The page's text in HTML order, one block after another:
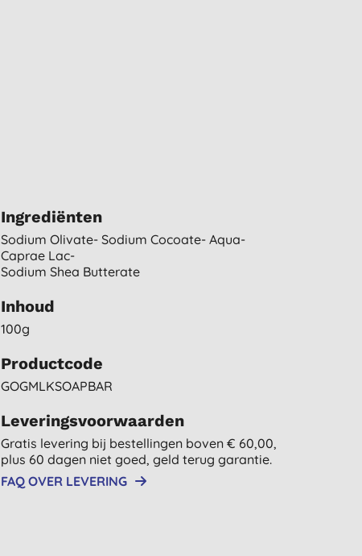
Ingrediënten
Sodium Olivate- Sodium Cocoate- Aqua-
Caprae Lac-
Sodium Shea Butterate
Inhoud
100g
Productcode
GOGMLKSOAPBAR
Leveringsvoorwaarden
Gratis levering bij bestellingen boven € 60,00,
plus 60 dagen niet goed, geld terug garantie.
FAQ OVER LEVERING